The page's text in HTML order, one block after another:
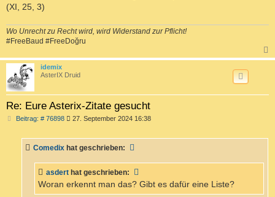
(XI, 25, 3)
Wo Unrecht zu Recht wird, wird Widerstand zur Pflicht!
#FreeBaud #FreeDoğru
a
idemix
AsterIX Druid
Re: Eure Asterix-Zitate gesucht
Beitrag: # 76898B
r
g
27. September 2024 16:38
Comedix hat geschrieben:
asdert hat geschrieben:
Woran erkennt man das? Gibt es dafür eine Liste?